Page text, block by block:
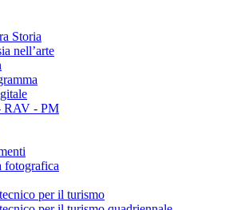
Storia
nell’arte
RAV - PM
fotografica
per il turismo